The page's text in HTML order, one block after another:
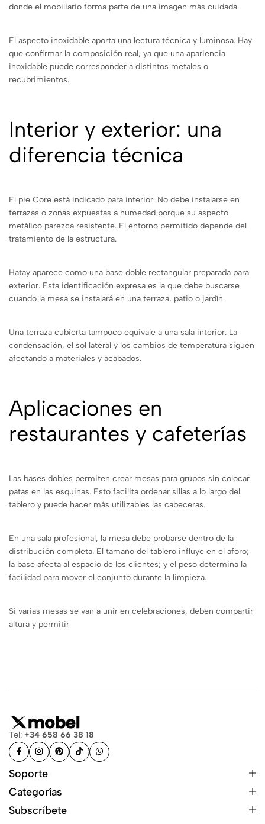
donde el mobiliario forma parte de una imagen más cuidada.
El aspecto inoxidable aporta una lectura técnica y luminosa. Hay
que confirmar la composición real, ya que una apariencia
inoxidable puede corresponder a distintos metales o
recubrimientos.
Interior y exterior: una
diferencia técnica
El pie Core está indicado para interior. No debe instalarse en
terrazas o zonas expuestas a humedad porque su aspecto
metálico parezca resistente. El entorno permitido depende del
tratamiento de la estructura.
Hatay aparece como una base doble rectangular preparada para
exterior. Esta identificación expresa es la que debe buscarse
cuando la mesa se instalará en una terraza, patio o jardín.
Una terraza cubierta tampoco equivale a una sala interior. La
condensación, el sol lateral y los cambios de temperatura siguen
afectando a materiales y acabados.
Aplicaciones en
restaurantes y cafeterías
Las bases dobles permiten crear mesas para grupos sin colocar
patas en las esquinas. Esto facilita ordenar sillas a lo largo del
tablero y puede hacer más utilizables las cabeceras.
En una sala profesional, la mesa debe probarse dentro de la
distribución completa. El tamaño del tablero influye en el aforo;
la base afecta al espacio de los clientes; y el peso determina la
facilidad para mover el conjunto durante la limpieza.
Si varias mesas se van a unir en celebraciones, deben compartir
altura y permitir
Tel: +34 658 66 38 18
Soporte
Categorías
Subscríbete